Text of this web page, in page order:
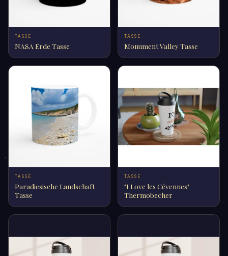
TASSE
NASA Erde Tasse
TASSE
Monument Valley Tasse
TASSE
Paradiesische Landschaft
Tasse
TASSE
"I Love les Cévennes"
Thermobecher